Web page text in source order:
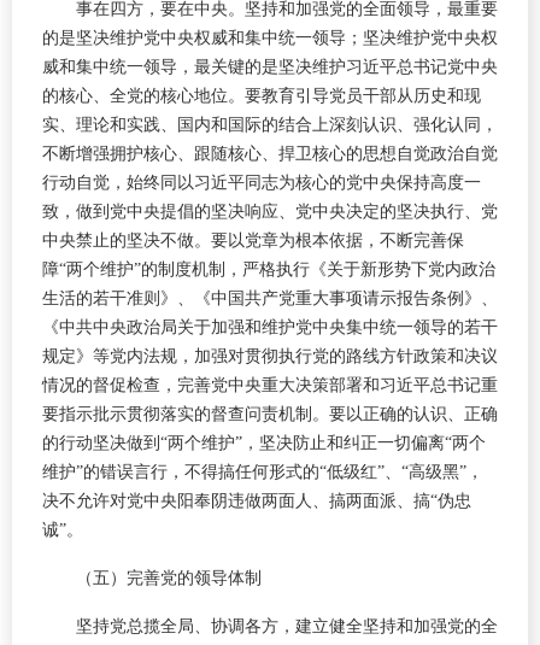
事在四方，要在中央。坚持和加强党的全面领导，最重要
的是坚决维护党中央权威和集中统一领导；坚决维护党中央权
威和集中统一领导，最关键的是坚决维护习近平总书记党中央
的核心、全党的核心地位。要教育引导党员干部从历史和现
实、理论和实践、国内和国际的结合上深刻认识、强化认同，
不断增强拥护核心、跟随核心、捍卫核心的思想自觉政治自觉
行动自觉，始终同以习近平同志为核心的党中央保持高度一
致，做到党中央提倡的坚决响应、党中央决定的坚决执行、党
中央禁止的坚决不做。要以党章为根本依据，不断完善保
障“两个维护”的制度机制，严格执行《关于新形势下党内政治
生活的若干准则》、《中国共产党重大事项请示报告条例》、
《中共中央政治局关于加强和维护党中央集中统一领导的若干
规定》等党内法规，加强对贯彻执行党的路线方针政策和决议
情况的督促检查，完善党中央重大决策部署和习近平总书记重
要指示批示贯彻落实的督查问责机制。要以正确的认识、正确
的行动坚决做到“两个维护”，坚决防止和纠正一切偏离“两个
维护”的错误言行，不得搞任何形式的“低级红”、“高级黑”，
决不允许对党中央阳奉阴违做两面人、搞两面派、搞“伪忠
诚”。
（五）完善党的领导体制
坚持党总揽全局、协调各方，建立健全坚持和加强党的全